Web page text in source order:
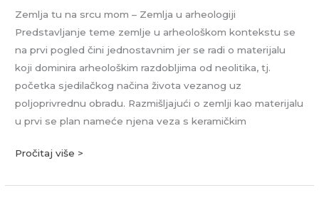
Zemlja tu na srcu mom – Zemlja u arheologiji
Predstavljanje teme zemlje u arheološkom kontekstu se
na prvi pogled čini jednostavnim jer se radi o materijalu
koji dominira arheološkim razdobljima od neolitika, tj.
početka sjedilačkog načina života vezanog uz
poljoprivrednu obradu. Razmišljajući o zemlji kao materijalu
u prvi se plan nameće njena veza s keramičkim
Pročitaj više >